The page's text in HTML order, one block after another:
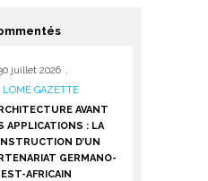
juillet 2026 ,
LOME GAZETTE
AVANT
APPLICATIONS : LA
D’UN
GERMANO-
AFRICAIN